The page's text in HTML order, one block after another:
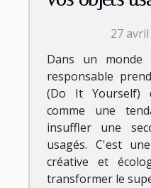
27
Dans un monde
responsable
(Do It Yourself)
comme une
insuffler une
usagés. C'est
créative et
transformer le